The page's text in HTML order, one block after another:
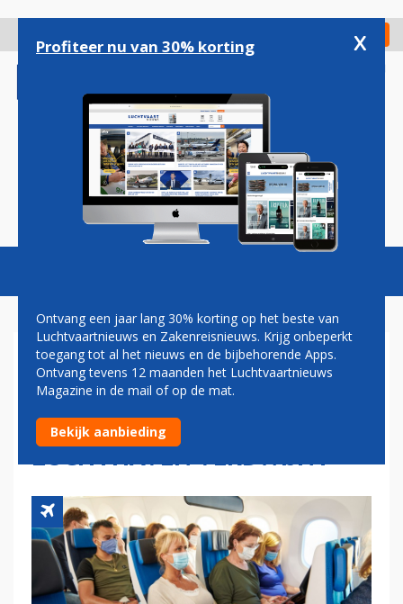
gaan
Check in
Magazine Podcasts Vacatures
KABINET BEVESTIGT:
MONDKAPJESPLICHT IN
VLIEGTUIG EN OP
LUCHTHAVEN VERDWIJNT
Profiteer nu van 30% korting x
Ontvang een jaar lang 30% korting op het beste van
Luchtvaartnieuws en Zakenreisnieuws. Krijg onbeperkt
toegang tot al het nieuws en de bijbehorende Apps.
Ontvang tevens 12 maanden het Luchtvaartnieuws
Magazine in de mail of op de mat.
Bekijk aanbieding